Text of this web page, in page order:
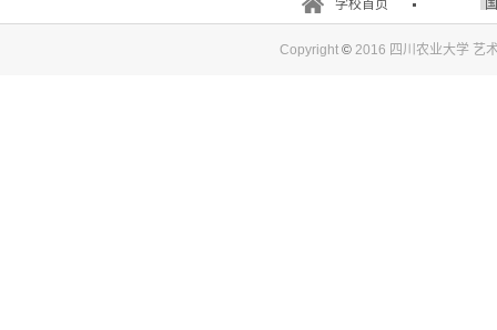
学校首页
Copyright ©2016 四川农业大学 艺